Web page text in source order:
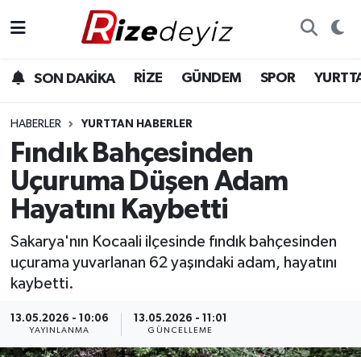
SON DAKİKA RİZE GÜNDEM SPOR
HABERLER YURTTAN HABERLER
Fındık Bahçesinden
Uçuruma Düşen Adam
Hayatını Kaybetti
Sakarya'nın Kocaali ilçesinde fındık bahçesinden
uçurama yuvarlanan 62 yaşındaki adam, hayatını
kaybetti.
13.05.2026 - 10:06
YAYINLANMA
13.05.2026 - 11:01
GÜNCELLEME
Gündem
Yurttan Haberler
Ekonomi
Teknoloji
Sağlık
Rize Hava Durumu
Rize Trafik Yoğunluk Haritası
Süper Lig Puan Durumu ve Fikstür
Tüm Manşetler
Son Dakika Haberleri